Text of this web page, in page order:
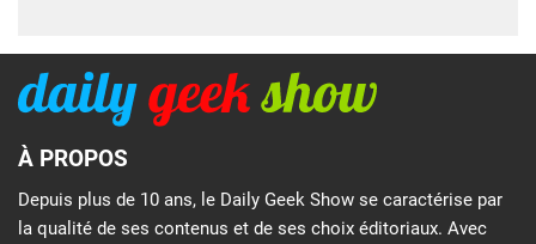
À PROPOS
Depuis plus de 10 ans, le Daily Geek Show se caractérise par
la qualité de ses contenus et de ses choix éditoriaux. Avec